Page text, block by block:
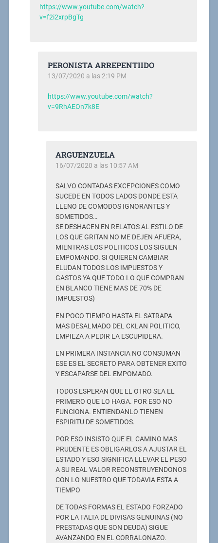
https://www.youtube.com/watch?
v=f2i2xrpBgTg
PERONISTA ARREPENTIIDO
13/07/2020 a las 2:19 PM
https://www.youtube.com/watch?
v=9RhAEOn7k8E
ARGUENZUELA
16/07/2020 a las 10:57 AM
SALVO CONTADAS EXCEPCIONES COMO
SUCEDE EN TODOS LADOS DONDE ESTA
LLENO DE COMODOS IGNORANTES Y
SOMETIDOS…
SE DESHACEN EN RELATOS AL ESTILO DE
LOS QUE GRITAN NO ME DEJEN AFUERA,
MIENTRAS LOS POLITICOS LOS SIGUEN
EMPOMANDO. SI QUIEREN CAMBIAR
ELUDAN TODOS LOS IMPUESTOS Y
GASTOS YA QUE TODO LO QUE COMPRAN
EN BLANCO TIENE MAS DE 70% DE
IMPUESTOS)
EN POCO TIEMPO HASTA EL SATRAPA
MAS DESALMADO DEL CKLAN POLITICO,
EMPIEZA A PEDIR LA ESCUPIDERA.
EN PRIMERA INSTANCIA NO CONSUMAN
ESE ES EL SECRETO PARA OBTENER EXITO
Y ESCAPARSE DEL EMPOMADO.
TODOS ESPERAN QUE EL OTRO SEA EL
PRIMERO QUE LO HAGA. POR ESO NO
FUNCIONA. ENTIENDANLO TIENEN
ESPIRITU DE SOMETIDOS.
POR ESO INSISTO QUE EL CAMINO MAS
PRUDENTE ES OBLIGARLOS A AJUSTAR EL
ESTADO Y ESO SIGNIFICA LLEVAR EL PESO
A SU REAL VALOR RECONSTRUYENDONOS
CON LO NUESTRO QUE TODAVIA ESTA A
TIEMPO
DE TODAS FORMAS EL ESTADO FORZADO
POR LA FALTA DE DIVISAS GENUINAS (NO
PRESTADAS QUE SON DEUDA) SIGUE
AVANZANDO EN EL CORRALONAZO.